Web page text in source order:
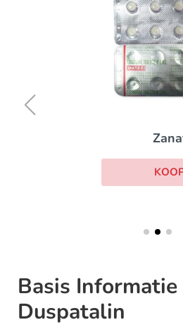
Zanaflex
KOOP NU
Basis
Duspatalin